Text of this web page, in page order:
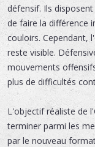
défensif. Ils
de faire la différence
couloirs. Cependant,
reste visible.
mouvements
plus de difficultés
L'objectif réaliste de
terminer parmi les
par le nouveau